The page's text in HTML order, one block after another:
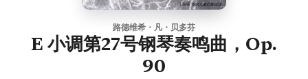
路德维希・凡・贝多芬
E 小调第27号钢琴奏鸣曲，Op.
90